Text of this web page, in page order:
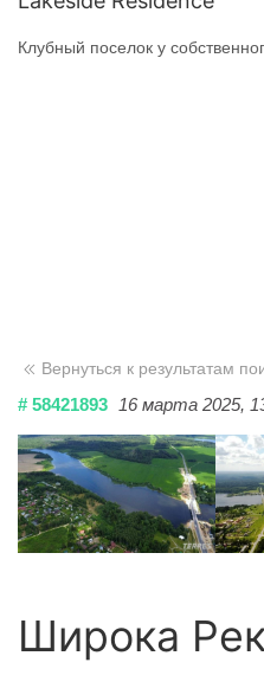
Клубный поселок у
Вернуться к результатам
# 58421893 16 марта 2025,
Широка